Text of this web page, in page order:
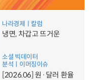
나라경제ㅣ칼럼
냉면, 차갑고 뜨거운
소셜 빅데이터
분석ㅣ이머징이슈
[2026.06] 원·달러 환율